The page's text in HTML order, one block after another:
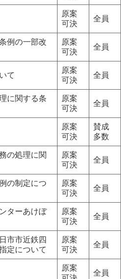
原案
可決
全員
例の一部改
原案
可決
全員
て
原案
可決
全員
に関する条
原案
可決
全員
原案
可決
賛成
多数
の処理に関
原案
可決
全員
の制定につ
原案
可決
全員
ターあけぼ
原案
可決
全員
市市近鉄四
定について
原案
可決
全員
原案
全員